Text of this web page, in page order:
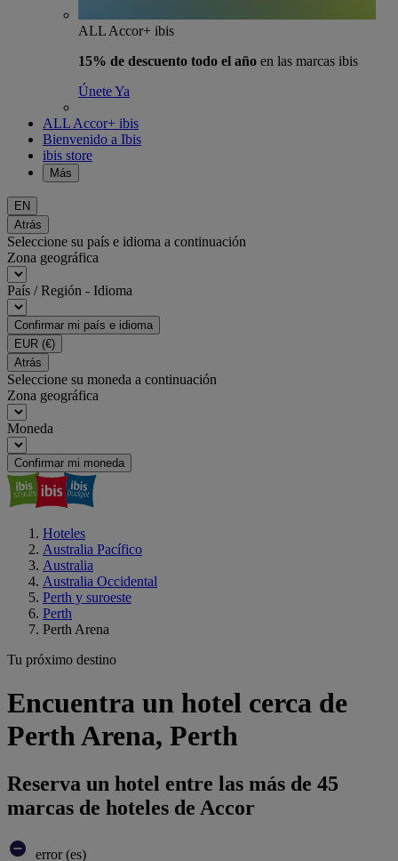
ALL Accor+ ibis
15% de descuento todo el año en las marcas ibis
Únete Ya
ALL Accor+ ibis
Bienvenido a Ibis
ibis store
Más
EN
Atrás
Seleccione su país e idioma a continuación
Zona geográfica
País / Región - Idioma
Confirmar mi país e idioma
EUR (€)
Atrás
Seleccione su moneda a continuación
Zona geográfica
Moneda
Confirmar mi moneda
Hoteles
Australia Pacífico
Australia
Australia Occidental
Perth y suroeste
Perth
Perth Arena
Tu próximo destino
Encuentra un hotel cerca de
Perth Arena, Perth
Reserva un hotel entre las más de 45
marcas de hoteles de Accor
error (es)